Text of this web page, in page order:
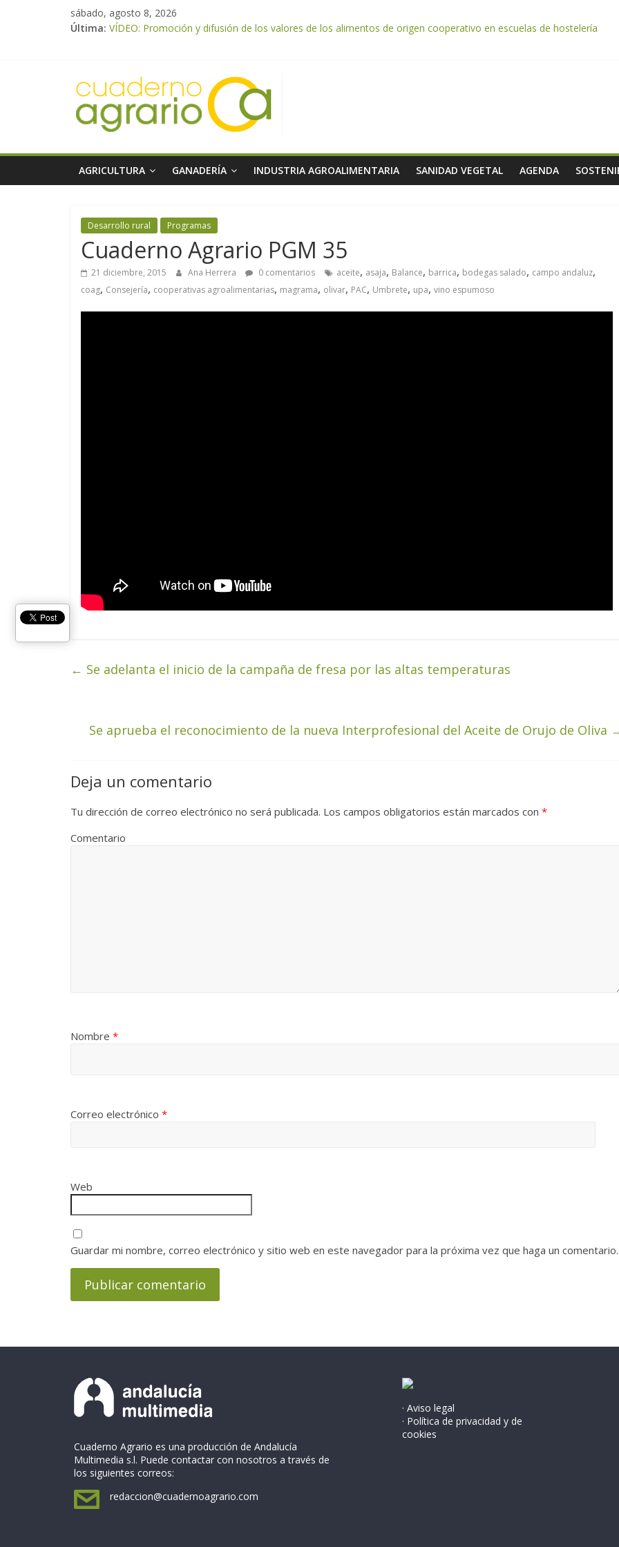
sábado, agosto 8, 2026
Última: VÍDEO: Promoción y difusión de los valores de los alimentos de origen cooperativo en escuelas de hostelería
ASAJA Almería: las primeras recolecciones de almendra confirman una cosecha desigual marcada por las
El Ministerio de Agricultura, Pesca y Alimentación autoriza el pago de 85 millones adicionales de ayudas de la
AGRICULTURA GANADERÍA INDUSTRIA AGROALIMENTARIA SANIDAD VEGETAL AGENDA
Desarrollo rural Programas
Cuaderno Agrario PGM 35
21 diciembre, 2015 Ana Herrera 0 comentarios aceite, asaja, Balance, barrica, bodegas salado, campo andaluz,
coag, Consejería, cooperativas agroalimentarias, magrama, olivar, PAC, Umbrete, upa, vino espumoso
← Se adelanta el inicio de la campaña de fresa por las altas temperaturas
Se aprueba el reconocimiento de la nueva Interprofesional del Aceite de Orujo de Oliva
Deja un comentario
Tu dirección de correo electrónico no será publicada. Los campos obligatorios están marcados con *
Comentario
Nombre *
Correo electrónico *
Web
Guardar mi nombre, correo electrónico y sitio web en este navegador para la próxima vez que haga un comentario.
Cuaderno Agrario es una producción de Andalucía
Multimedia s.l. Puede contactar con nosotros a través de
los siguientes correos:
redaccion@cuadernoagrario.com
· Aviso legal
· Política de privacidad y de
cookies